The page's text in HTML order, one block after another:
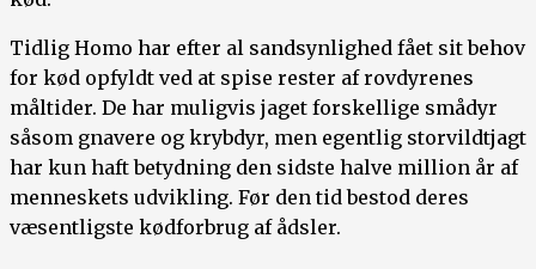
Tidlig Homo har efter al sandsynlighed fået sit behov
for kød opfyldt ved at spise rester af rovdyrenes
måltider. De har muligvis jaget forskellige smådyr
såsom gnavere og krybdyr, men egentlig storvildtjagt
har kun haft betydning den sidste halve million år af
menneskets udvikling. Før den tid bestod deres
væsentligste kødforbrug af ådsler.